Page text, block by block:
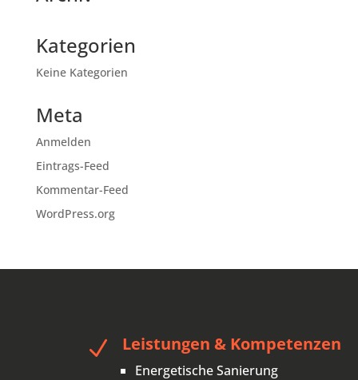
Kategorien
Keine Kategorien
Meta
Anmelden
Eintrags-Feed
Kommentar-Feed
WordPress.org
N Leistungen & Kompetenzen
Energetische Sanierung